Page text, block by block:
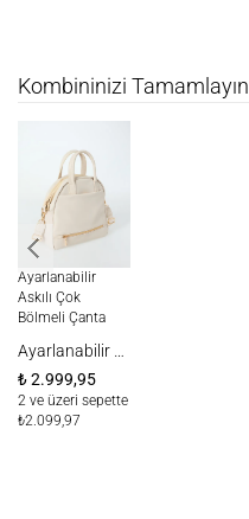
Kombininizi Tamamlayın
Ayarlanabilir
Askılı Çok
Bölmeli Çanta
Ayarlanabilir Askılı Çok Bölmeli Çanta
₺ 2.999,95
2 ve üzeri sepette
₺2.099,97